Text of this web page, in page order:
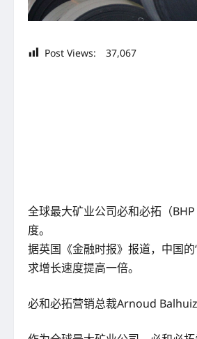
Post Views: 37,067
全球最大矿业公司必和必拓（
度。
据英国《金融时报》报道，中国
求增长速度提高一倍。
必和必拓营销总裁Arnoud